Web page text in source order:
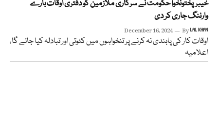
خیبرپختونخوا حکومت نے سرکاری ملازمین کو دفتری اوقات بارے
وارننگ جاری کر دی
December 16, 2024 ByLAL KHAN
اوقات کار کی پابندی نہ کرنے پر تنخواہوں میں کٹوتی اور تبادلہ کیا جائے گا،
اعلامیہ